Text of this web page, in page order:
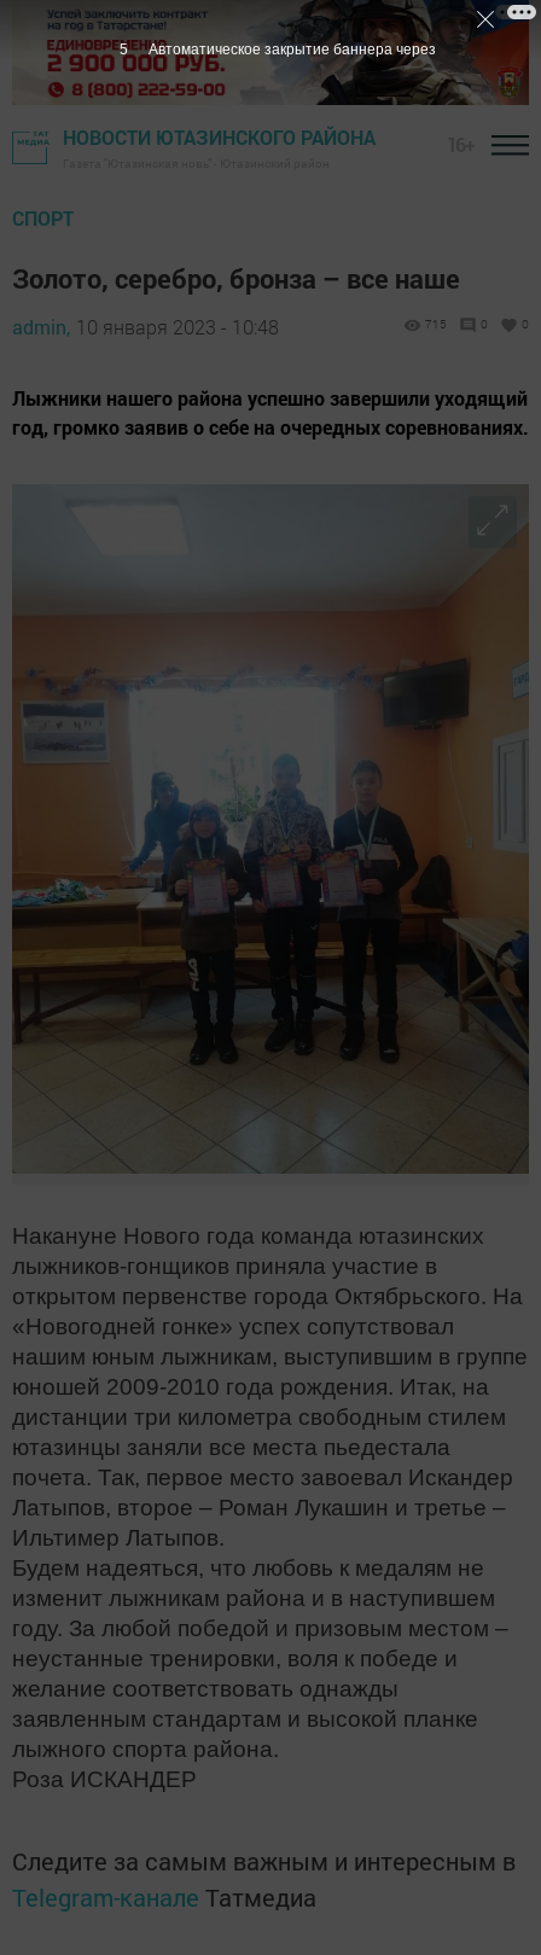
НОВОСТИ ЮТАЗИНСКОГО РАЙОНА
СПОРТ
Золото, серебро, бронза – все наше
admin, 10 января 2023 - 10:48 715 0 0
Лыжники нашего района успешно завершили уходящий
год, громко заявив о себе на очередных соревнованиях.
Накануне Нового года команда ютазинских
лыжников-гонщиков приняла участие в
открытом первенстве города Октябрьского. На
«Новогодней гонке» успех сопутствовал
нашим юным лыжникам, выступившим в группе
юношей 2009-2010 года рождения. Итак, на
дистанции три километра свободным стилем
ютазинцы заняли все места пьедестала
почета. Так, первое место завоевал Искандер
Латыпов, второе – Роман Лукашин и третье –
Ильтимер Латыпов.
Будем надеяться, что любовь к медалям не
изменит лыжникам района и в наступившем
году. За любой победой и призовым местом –
неустанные тренировки, воля к победе и
желание соответствовать однажды
заявленным стандартам и высокой планке
лыжного спорта района.
Роза ИСКАНДЕР
Следите за самым важным и интересным в
Telegram-канале Татмедиа
3 Автоматическое закрытие баннера через